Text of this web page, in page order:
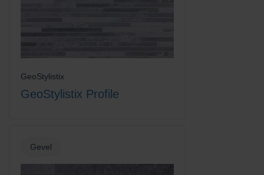
GeoStylistix
GeoStylistix Profile
Gevel